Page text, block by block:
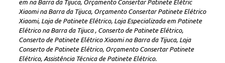
em na Barra da Tijuca, Orçamento Consertar Patinete Elétric
Xiaomi na Barra da Tijuca, Orçamento Consertar Patinete Elétrico
Xiaomi, Loja de Patinete Elétrico, Loja Especializada em Patinete
Elétrico na Barra da Tijuca , Conserto de Patinete Elétrico,
Conserto de Patinete Elétrico Xiaomi na Barra da Tijuca, Loja
Conserto de Patinete Elétrico, Orçamento Consertar Patinete
Elétrico, Assistência Técnica de Patinete Elétrico.